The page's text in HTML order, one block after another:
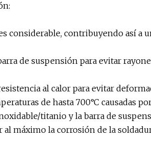
considerable, contribuyendo así a
de suspensión para evitar
al calor para evitar
de hasta 700°C causadas
titanio y la barra de
al máximo la corrosión de la